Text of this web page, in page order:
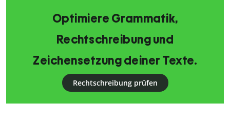
Optimiere Grammatik,
Rechtschreibung und
Zeichensetzung deiner Texte.
Rechtschreibung prüfen